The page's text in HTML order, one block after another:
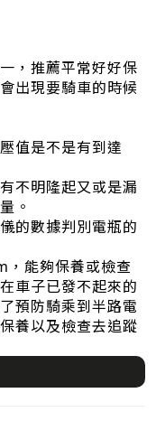
，推薦平常好好保
出現要騎車的時候
值是不是有到達
不明隆起又或是漏
。
的數據判別電瓶的
能夠保養或檢查
車子已發不起來的
預防騎乘到半路電
養以及檢查去追蹤